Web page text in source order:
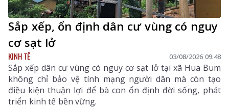
Sắp xếp, ổn định dân cư vùng có nguy
cơ sạt lở
KINH TẾ 03/08/2026 09:48
Sắp xếp dân cư vùng có nguy cơ sạt lở tại xã Hua Bum
không chỉ bảo vệ tính mạng người dân mà còn tạo
điều kiện thuận lợi để bà con ổn định đời sống, phát
triển kinh tế bền vững.